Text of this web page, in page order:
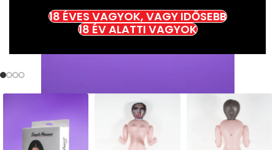
18 ÉVES VAGYOK, VAGY IDŐSEBB
18 ÉV ALATTI VAGYOK